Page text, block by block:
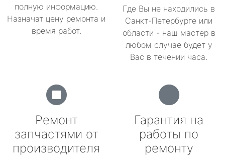
полную информацию.
Назначат цену ремонта и
время работ.
Где Вы не находились в
Санкт-Петербурге или
области - наш мастер в
любом случае будет у
Вас в течении часа.
Ремонт
запчастями от
производителя
Гарантия на
работы по
ремонту